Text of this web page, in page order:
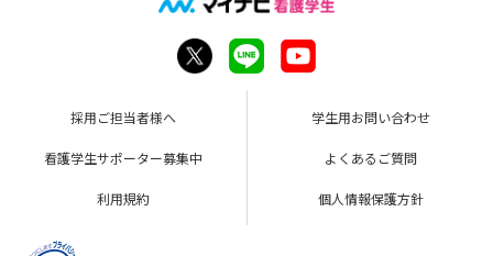
採用ご担当者様へ 学生用お問い合わせ
看護学生サポーター募集中 よくあるご質問
利用規約 個人情報保護方針